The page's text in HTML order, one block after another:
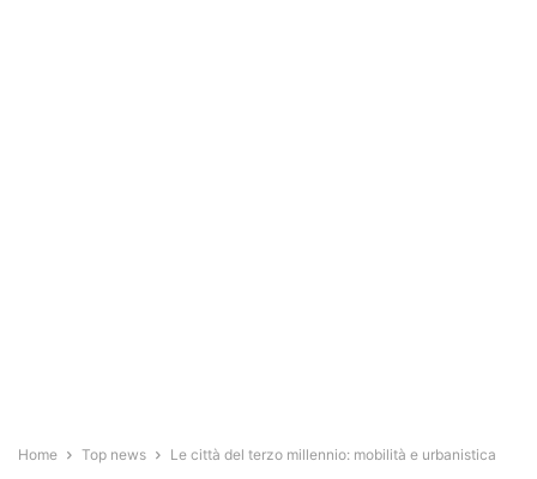
Home Top news Le città del terzo millennio: mobilità e urbanistica